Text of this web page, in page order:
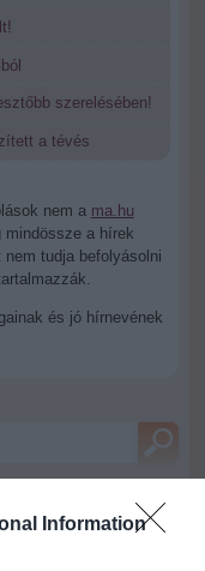
Information
szerelésében!
a tévés
nem a ma.hu
mindössze a hírek
tudja befolyásolni
és jó hírnevének